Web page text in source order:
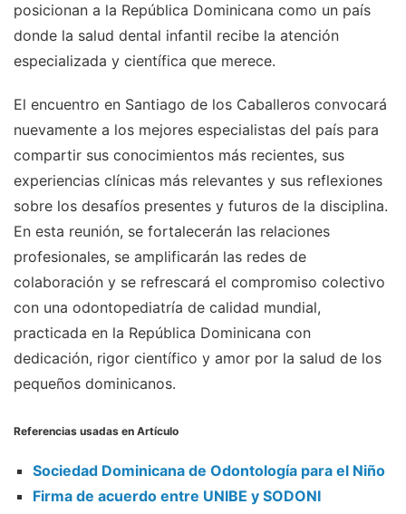
posicionan a la República Dominicana como un país
donde la salud dental infantil recibe la atención
especializada y científica que merece.
El encuentro en Santiago de los Caballeros convocará
nuevamente a los mejores especialistas del país para
compartir sus conocimientos más recientes, sus
experiencias clínicas más relevantes y sus reflexiones
sobre los desafíos presentes y futuros de la disciplina.
En esta reunión, se fortalecerán las relaciones
profesionales, se amplificarán las redes de
colaboración y se refrescará el compromiso colectivo
con una odontopediatría de calidad mundial,
practicada en la República Dominicana con
dedicación, rigor científico y amor por la salud de los
pequeños dominicanos.
Referencias usadas en Artículo
Sociedad Dominicana de Odontología para el Niño
Firma de acuerdo entre UNIBE y SODONI